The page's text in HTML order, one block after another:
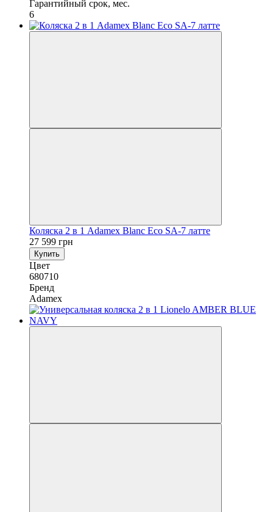
Гарантийный срок, мес.
6
Коляска 2 в 1 Adamex Blanc Eco SA-7 латте
27 599 грн
Купить
Цвет
680710
Бренд
Adamex